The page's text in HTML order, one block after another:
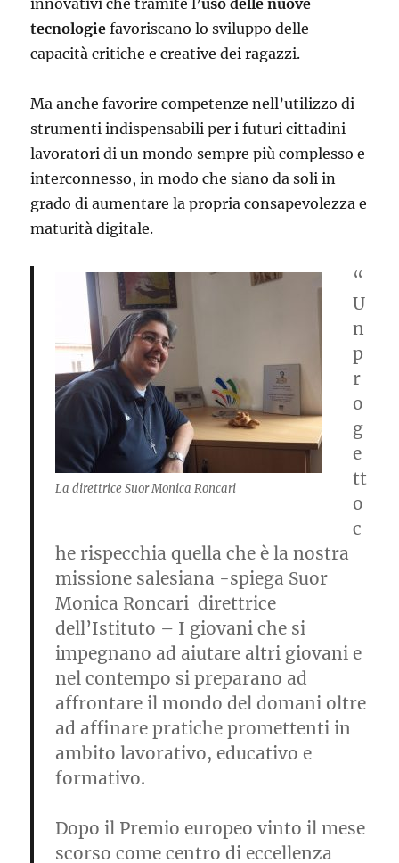
innovativi che tramite l’uso delle nuove
tecnologie favoriscano lo sviluppo delle
capacità critiche e creative dei ragazzi.
Ma anche favorire competenze nell’utilizzo di
strumenti indispensabili per i futuri cittadini
lavoratori di un mondo sempre più complesso e
interconnesso, in modo che siano da soli in
grado di aumentare la propria consapevolezza e
maturità digitale.
La direttrice Suor Monica Roncari
“
U
n
p
r
o
g
e
tt
o
c
he rispecchia quella che è la nostra
missione salesiana -spiega Suor
Monica Roncari direttrice
dell’Istituto – I giovani che si
impegnano ad aiutare altri giovani e
nel contempo si preparano ad
affrontare il mondo del domani oltre
ad affinare pratiche promettenti in
ambito lavorativo, educativo e
formativo.
Dopo il Premio europeo vinto il mese
scorso come centro di eccellenza